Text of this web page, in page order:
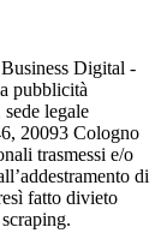
Digital -
pubblicità
legale
20093 Cologno
trasmessi e/o
di
fatto divieto